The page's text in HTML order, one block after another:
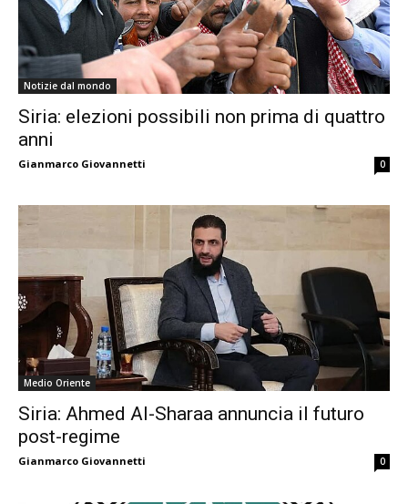
Notizie dal mondo
Siria: elezioni possibili non prima di quattro
anni
Gianmarco Giovannetti 0
Medio Oriente
Siria: Ahmed Al-Sharaa annuncia il futuro
post-regime
Gianmarco Giovannetti 0